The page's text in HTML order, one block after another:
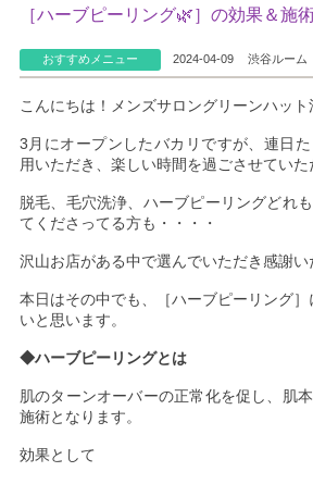
［ハーブピーリング🌿］の効果＆施
おすすめメニュー 2024-04-09 渋谷ルーム
こんにちは！メンズサロングリーンハット
3月にオープンしたバカリですが、連日
用いただき、楽しい時間を過ごさせていた
脱毛、毛穴洗浄、ハーブピーリングどれ
てくださってる方も・・・・
沢山お店がある中で選んでいただき感謝い
本日はその中でも、［ハーブピーリング
いと思います。
◆ハーブピーリングとは
肌のターンオーバーの正常化を促し、肌
施術となります。
効果として